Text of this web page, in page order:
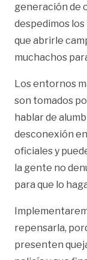
generación de
despedimos
que abrirle
muchachos
Los entornos
son tomados
hablar de
desconexión
oficiales y
la gente no
para que lo
repensarla,
presenten